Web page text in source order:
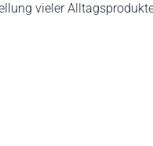
vieler